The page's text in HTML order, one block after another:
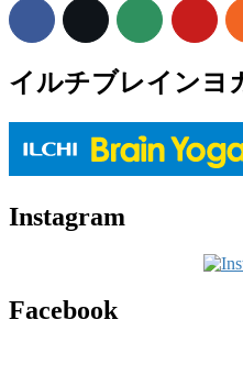
イルチブレインヨ
Instagram
Facebook